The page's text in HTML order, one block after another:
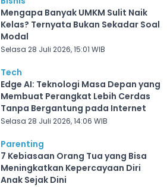
Mengapa Banyak UMKM Sulit Naik
Kelas? Ternyata Bukan Sekadar Soal
Modal
Selasa 28 Juli 2026, 15:01 WIB
Tech
Edge AI: Teknologi Masa Depan yang
Membuat Perangkat Lebih Cerdas
Tanpa Bergantung pada Internet
Selasa 28 Juli 2026, 14:06 WIB
Parenting
7 Kebiasaan Orang Tua yang Bisa
Meningkatkan Kepercayaan Diri
Anak Sejak Dini